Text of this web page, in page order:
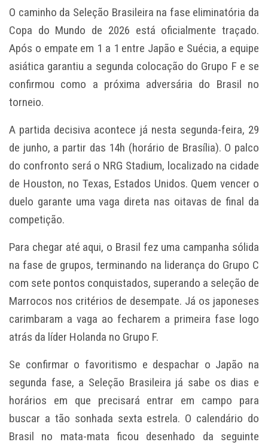
O caminho da Seleção Brasileira na fase eliminatória da
Copa do Mundo de 2026 está oficialmente traçado.
Após o empate em 1 a 1 entre Japão e Suécia, a equipe
asiática garantiu a segunda colocação do Grupo F e se
confirmou como a próxima adversária do Brasil no
torneio.
A partida decisiva acontece já nesta segunda-feira, 29
de junho, a partir das 14h (horário de Brasília). O palco
do confronto será o NRG Stadium, localizado na cidade
de Houston, no Texas, Estados Unidos. Quem vencer o
duelo garante uma vaga direta nas oitavas de final da
competição.
Para chegar até aqui, o Brasil fez uma campanha sólida
na fase de grupos, terminando na liderança do Grupo C
com sete pontos conquistados, superando a seleção de
Marrocos nos critérios de desempate. Já os japoneses
carimbaram a vaga ao fecharem a primeira fase logo
atrás da líder Holanda no Grupo F.
Se confirmar o favoritismo e despachar o Japão na
segunda fase, a Seleção Brasileira já sabe os dias e
horários em que precisará entrar em campo para
buscar a tão sonhada sexta estrela. O calendário do
Brasil no mata-mata ficou desenhado da seguinte